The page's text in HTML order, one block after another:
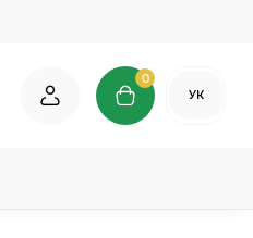
0
УК